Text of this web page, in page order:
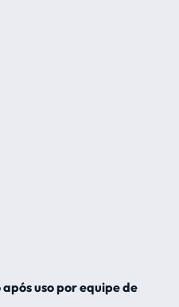
uso por equipe de